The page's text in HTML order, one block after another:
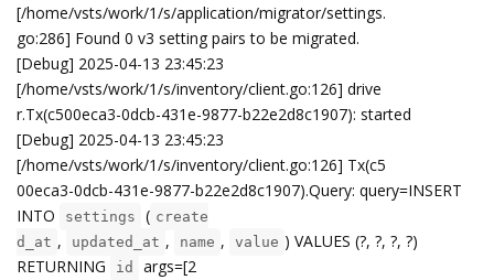
[/home/vsts/work/1/s/application/migrator/settings.
go:286] Found 0 v3 setting pairs to be migrated.
[Debug] 2025-04-13 23:45:23
[/home/vsts/work/1/s/inventory/client.go:126] drive
r.Tx(c500eca3-0dcb-431e-9877-b22e2d8c1907): started
[Debug] 2025-04-13 23:45:23
[/home/vsts/work/1/s/inventory/client.go:126] Tx(c5
00eca3-0dcb-431e-9877-b22e2d8c1907).Query: query=INSERT
INTO
settings ( create
d_at , updated_at , name , value ) VALUES (?, ?, ?, ?)
RETURNING
id
args=[2